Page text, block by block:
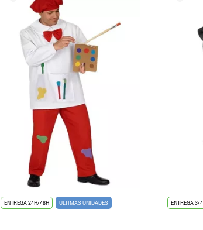
ENTREGA 24H/48H ÚLTIMAS UNIDADES ENTREGA 3/